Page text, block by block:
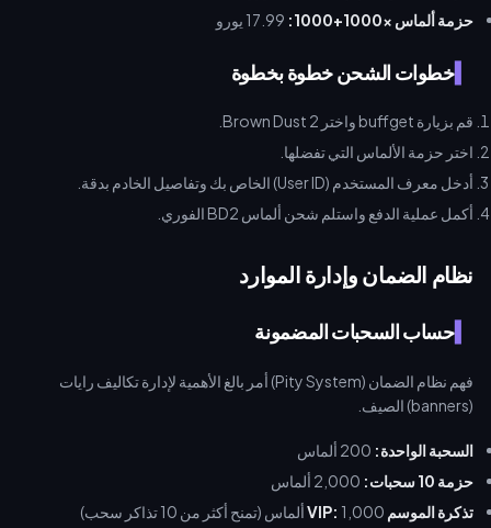
حزمة ألماس ×1000+1000:
خطوات الشحن خطوة بخطوة
قم بزيارة buffget واختر Brown Dust 2.
اختر حزمة الألماس التي تفضلها.
أدخل معرف المستخدم (User ID) الخاص بك وتفاصيل الخادم بدقة.
أكمل عملية الدفع واستلم شحن ألماس BD2 الفوري.
نظام الضمان وإدارة الموارد
حساب السحبات المضمونة
فهم نظام الضمان (Pity System) أمر بالغ الأهمية لإدارة تكاليف رايات
(banners) الصيف.
السحبة الواحدة:
حزمة 10 سحبات:
تذكرة الموسم VIP: 1,000 ألماس (تمنح أكثر من 10 تذاكر سحب)